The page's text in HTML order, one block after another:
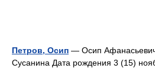
Петров, Осип — Осип
Сусанина Дата рождения 3 (15)